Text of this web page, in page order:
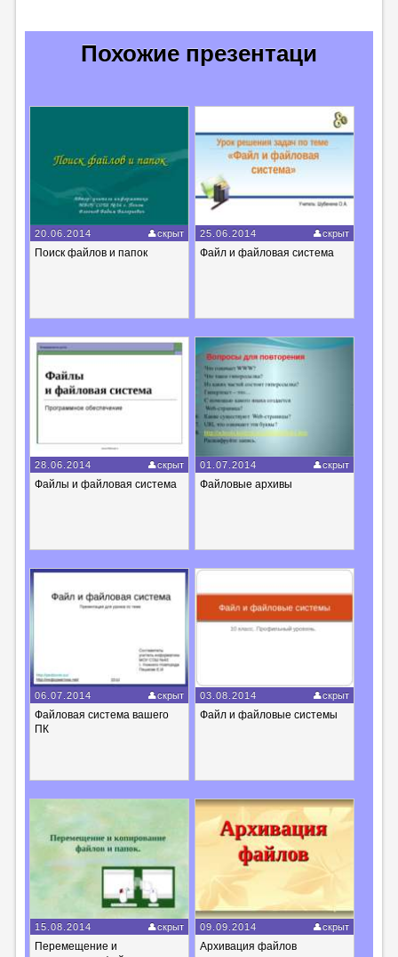
Похожие презентаци
20.06.2014 скрыт
Поиск файлов и папок
25.06.2014 скрыт
Файл и файловая система
28.06.2014 скрыт
Файлы и файловая система
01.07.2014 скрыт
Файловые архивы
06.07.2014 скрыт
Файловая система вашего
ПК
03.08.2014 скрыт
Файл и файловые системы
15.08.2014 скрыт
Перемещение и
09.09.2014 скрыт
Архивация файлов